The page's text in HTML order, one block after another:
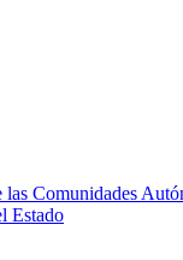
Comunidades
Estado